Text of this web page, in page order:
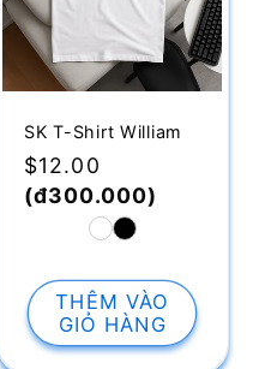
SK T-Shirt William
Giá
thông
thường
$12.00
(đ300.000)
THÊM VÀO
GIỎ HÀNG